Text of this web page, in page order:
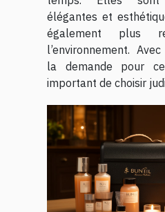
élégantes et
également plus
l’environnement.
la demande pour
important de choisir